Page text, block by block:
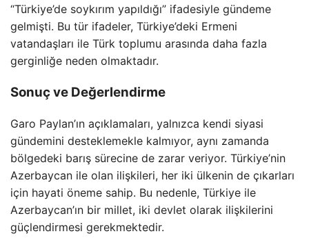
“Türkiye’de soykırım yapıldığı” ifadesiyle gündeme
gelmişti. Bu tür ifadeler, Türkiye’deki Ermeni
vatandaşları ile Türk toplumu arasında daha fazla
gerginliğe neden olmaktadır.
Sonuç ve Değerlendirme
Garo Paylan’ın açıklamaları, yalnızca kendi siyasi
gündemini desteklemekle kalmıyor, aynı zamanda
bölgedeki barış sürecine de zarar veriyor. Türkiye’nin
Azerbaycan ile olan ilişkileri, her iki ülkenin de çıkarları
için hayati öneme sahip. Bu nedenle, Türkiye ile
Azerbaycan’ın bir millet, iki devlet olarak ilişkilerini
güçlendirmesi gerekmektedir.